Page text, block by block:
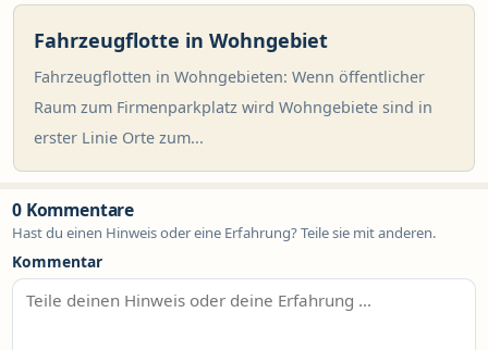
Fahrzeugflotte in Wohngebiet
Fahrzeugflotten in Wohngebieten: Wenn öffentlicher
Raum zum Firmenparkplatz wird Wohngebiete sind in
erster Linie Orte zum...
0 Kommentare
Hast du einen Hinweis oder eine Erfahrung? Teile sie mit anderen.
Kommentar